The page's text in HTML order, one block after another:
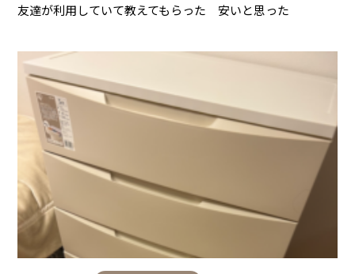
友達が利用していて教えてもらった 安いと思った